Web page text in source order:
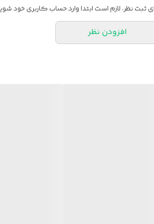
ثبت نظر، لازم است ابتدا وارد حساب کاربری خود
افزودن نظر